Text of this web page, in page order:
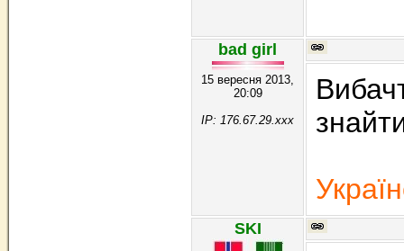
bad girl
15 вересня 2013,
20:09
IP: 176.67.29.xxx
SKI